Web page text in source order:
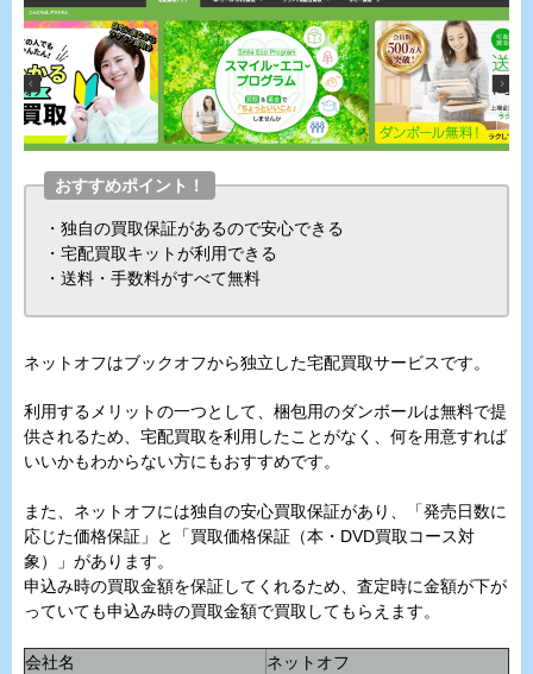
おすすめポイント！
・独自の買取保証があるので安心できる
・宅配買取キットが利用できる
・送料・手数料がすべて無料
ネットオフはブックオフから独立した宅配買取サービスです。
利用するメリットの一つとして、梱包用のダンボールは無料で提
供されるため、宅配買取を利用したことがなく、何を用意すれば
いいかもわからない方にもおすすめです。
また、ネットオフには独自の安心買取保証があり、「発売日数に
応じた価格保証」と「買取価格保証（本・DVD買取コース対
象）」があります。
申込み時の買取金額を保証してくれるため、査定時に金額が下が
っていても申込み時の買取金額で買取してもらえます。
会社名
ネットオフ